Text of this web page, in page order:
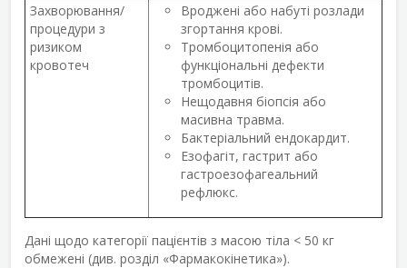
Захворювання/
процедури з
ризиком
кровотеч
Вроджені або набуті розлади
згортання крові.
Тромбоцитопенія або
функціональні дефекти
тромбоцитів.
Нещодавня біопсія або
масивна травма.
Бактеріальний ендокардит.
Езофагіт, гастрит або
гастроезофагеальний
рефлюкс.
Дані щодо категорії пацієнтів з масою тіла < 50 кг
обмежені (див. розділ «Фармакокінетика»).